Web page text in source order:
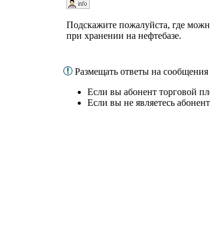
Подскажите пожалуйста, где
при хранении на нефтебазе.
Размещать ответы на
Если вы абонент торговой
Если вы не являетесь